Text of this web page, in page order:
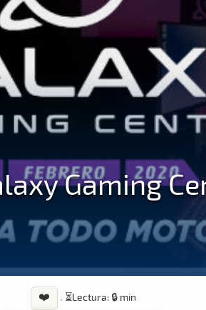
Gaming
❤️ · ⏳Lectura: 🔒 min